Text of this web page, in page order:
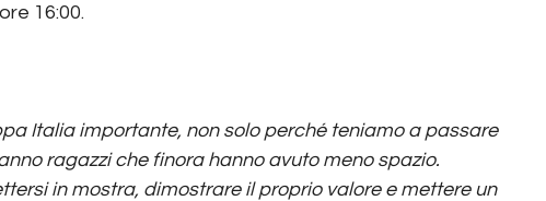
16:00.
Italia importante, non solo perché teniamo a passare
ragazzi che finora hanno avuto meno spazio.
in mostra, dimostrare il proprio valore e mettere un